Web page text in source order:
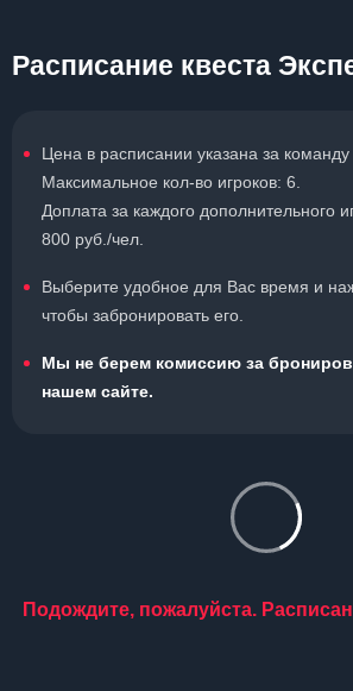
Расписание квеста
Цена в расписании указана за команду
Максимальное кол-во игроков: 6.
Доплата за каждого дополнительного
800 руб./чел.
Выберите удобное для Вас время и
чтобы забронировать его.
Мы не берем комиссию за
нашем сайте.
Подождите, пожалуйста.